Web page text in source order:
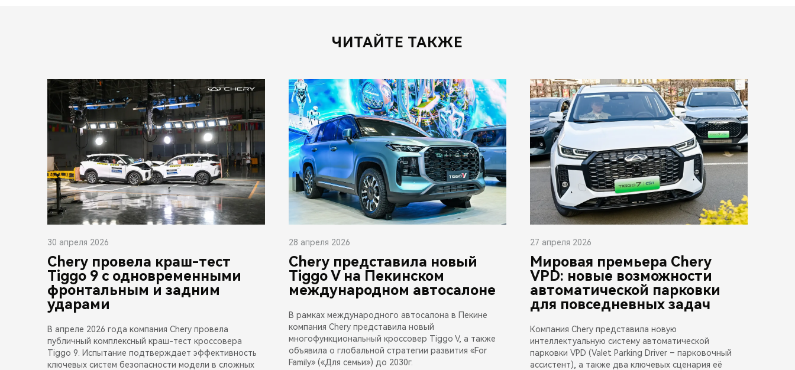
ЧИТАЙТЕ ТАКЖЕ
30 апреля 2026
Chery провела краш-тест
Tiggo 9 с одновременными
фронтальным и задним
ударами
В апреле 2026 года компания Chery провела
публичный комплексный краш-тест кроссовера
Tiggo 9. Испытание подтверждает эффективность
ключевых систем безопасности модели в сложных
28 апреля 2026
Chery представила новый
Tiggo V на Пекинском
международном автосалоне
В рамках международного автосалона в Пекине
компания Chery представила новый
многофункциональный кроссовер Tiggo V, а также
объявила о глобальной стратегии развития «For
Family» («Для семьи») до 2030г.
27 апреля 2026
Мировая премьера Chery
VPD: новые возможности
автоматической парковки
для повседневных задач
Компания Chery представила новую
интеллектуальную систему автоматической
парковки VPD (Valet Parking Driver – парковочный
ассистент), а также два ключевых сценария её